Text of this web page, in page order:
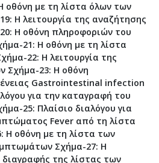
οθόνη με τη λίστα όλων των
Η λειτουργία της αναζήτησης
Η οθόνη πληροφοριών του
21: Η οθόνη με τη λίστα
22: Η λειτουργία της
Σχήμα-23: Η οθόνη
Gastrointestinal infection
για την καταγραφή του
25: Πλαίσιο διαλόγου για
Fever από τη λίστα
Η οθόνη με τη λίστα των
Σχήμα-27: Η
διαγραφής της λίστας των